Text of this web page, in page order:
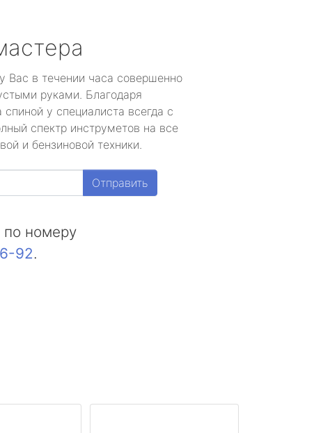
Вас в течении часа совершенно
руками. Благодаря
у специалиста всегда с
спектр инструметов на все
и бензиновой техники.
Отправить
по номеру
92.